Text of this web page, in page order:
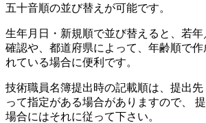
五十音順の並び替え が可能です。
生年月日・新規順で並び替えると、若
確認や、都道府県によって、年齢順で作
れている場合に便利です。
技術職員名簿提出時の記載順は、提出先
って指定がある場合がありますので、
場合にはそれに従って下さい。